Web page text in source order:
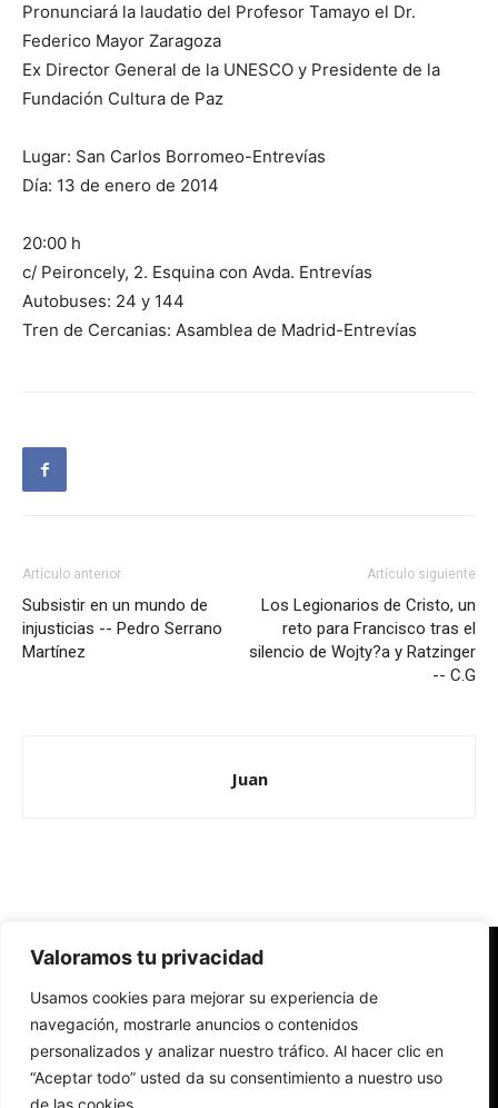
Valoramos tu privacidad
Usamos cookies para mejorar su experiencia de
navegación, mostrarle anuncios o contenidos
personalizados y analizar nuestro tráfico. Al hacer clic en
“Aceptar todo” usted da su consentimiento a nuestro uso
de las cookies.
Pronunciará la laudatio del Profesor Tamayo el Dr.
Federico Mayor Zaragoza
Ex Director General de la UNESCO y Presidente de la
Fundación Cultura de Paz
Lugar: San Carlos Borromeo-Entrevías
Día: 13 de enero de 2014
20:00 h
c/ Peironcely, 2. Esquina con Avda. Entrevías
Autobuses: 24 y 144
Tren de Cercanias: Asamblea de Madrid-Entrevías
Artículo anterior
Subsistir en un mundo de
injusticias -- Pedro Serrano
Martínez
Artículo siguiente
Los Legionarios de Cristo, un
reto para Francisco tras el
silencio de Wojty?a y Ratzinger
-- C.G
Juan
Redes Cristianas
Una mirada alternativa sobre la Iglesia católica y la sociedad
- Colectivos de Redes Cristianas